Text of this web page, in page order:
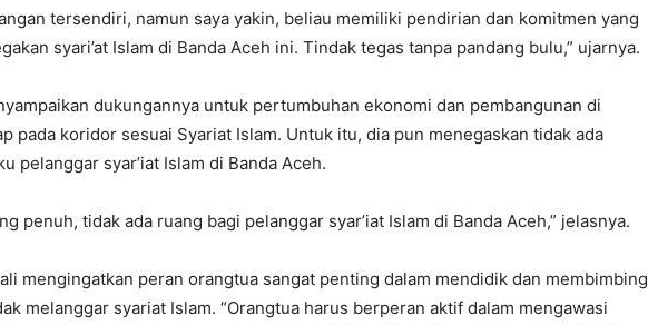
tersendiri, namun saya yakin, beliau memiliki pendirian dan komitmen yang
syari’at Islam di Banda Aceh ini. Tindak tegas tanpa pandang bulu,” ujarnya.
dukungannya untuk pertumbuhan ekonomi dan pembangunan di
pada koridor sesuai Syariat Islam. Untuk itu, dia pun menegaskan tidak ada
pelanggar syar’iat Islam di Banda Aceh.
penuh, tidak ada ruang bagi pelanggar syar’iat Islam di Banda Aceh,” jelasnya.
mengingatkan peran orangtua sangat penting dalam mendidik dan membimbing
melanggar syariat Islam. “Orangtua harus berperan aktif dalam mengawasi